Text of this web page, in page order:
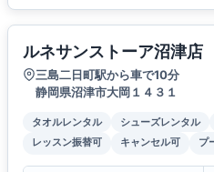
ルネサンストーア沼津店
三島二日町駅から車で10分
静岡県沼津市大岡１４３１
タオルレンタル シューズレンタル
レッスン振替可
キャンセル可 プ